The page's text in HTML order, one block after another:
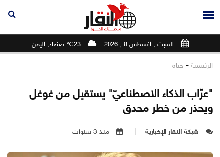
السبت , اغسطس 8 , 2026 23℃ صنعاء, اليمن
الرئيسية - حياة
"عرّاب الذكاء الاصطناعيّ" يستقيل من غوغل
ويحذر من خطر محدق
شبكة النقار الإخبارية منذ 3 سنوات